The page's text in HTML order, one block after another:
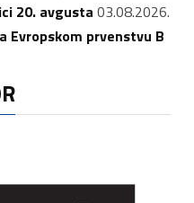
20. avgusta 03.08.2026.
Evropskom prvenstvu B